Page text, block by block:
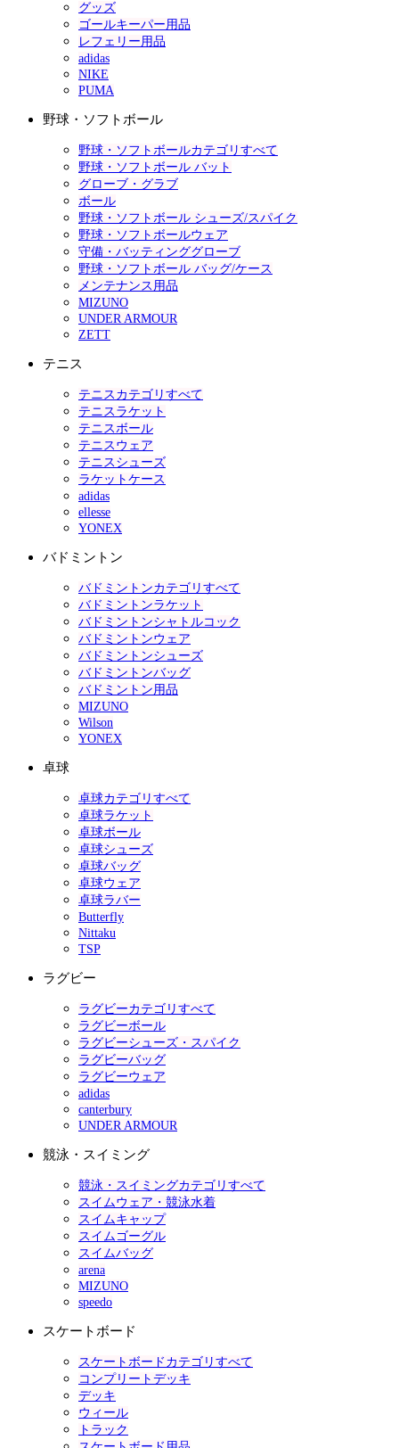
グッズ
ゴールキーパー用品
レフェリー用品
adidas
NIKE
PUMA
野球・ソフトボール
野球・ソフトボールカテゴリすべて
野球・ソフトボール バット
グローブ・グラブ
ボール
野球・ソフトボール シューズ/スパイク
野球・ソフトボールウェア
守備・バッティンググローブ
野球・ソフトボール バッグ/ケース
メンテナンス用品
MIZUNO
UNDER ARMOUR
ZETT
テニス
テニスカテゴリすべて
テニスラケット
テニスボール
テニスウェア
テニスシューズ
ラケットケース
adidas
ellesse
YONEX
バドミントン
バドミントンカテゴリすべて
バドミントンラケット
バドミントンシャトルコック
バドミントンウェア
バドミントンシューズ
バドミントンバッグ
バドミントン用品
MIZUNO
Wilson
YONEX
卓球
卓球カテゴリすべて
卓球ラケット
卓球ボール
卓球シューズ
卓球バッグ
卓球ウェア
卓球ラバー
Butterfly
Nittaku
TSP
ラグビー
ラグビーカテゴリすべて
ラグビーボール
ラグビーシューズ・スパイク
ラグビーバッグ
ラグビーウェア
adidas
canterbury
UNDER ARMOUR
競泳・スイミング
競泳・スイミングカテゴリすべて
スイムウェア・競泳水着
スイムキャップ
スイムゴーグル
スイムバッグ
arena
MIZUNO
speedo
スケートボード
スケートボードカテゴリすべて
コンプリートデッキ
デッキ
ウィール
トラック